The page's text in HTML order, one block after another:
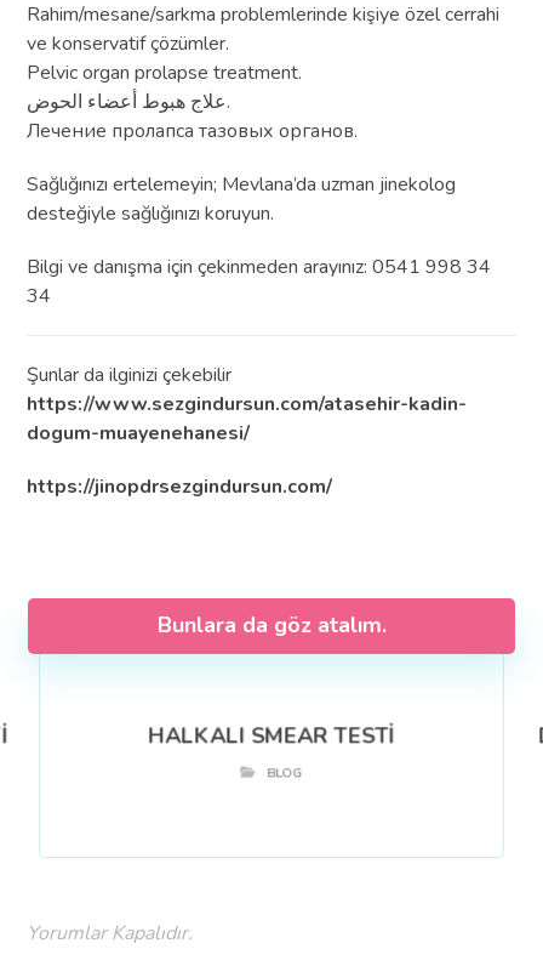
Rahim/mesane/sarkma problemlerinde kişiye özel cerrahi
ve konservatif çözümler.
Pelvic organ prolapse treatment.
علاج هبوط أعضاء الحوض.
Лечение пролапса тазовых органов.
Sağlığınızı ertelemeyin; Mevlana’da uzman jinekolog
desteğiyle sağlığınızı koruyun.
Bilgi ve danışma için çekinmeden arayınız: 0541 998 34
34
Şunlar da ilginizi çekebilir
https://www.sezgindursun.com/atasehir-kadin-
dogum-muayenehanesi/
https://jinopdrsezgindursun.com/
Bunlara da göz atalım.
HALKALI SMEAR TESTİ
BLOG
Yorumlar Kapalıdır.